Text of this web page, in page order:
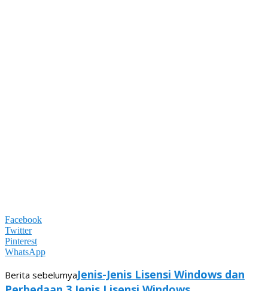
Facebook
Twitter
Pinterest
WhatsApp
Berita sebelumyaJenis-Jenis Lisensi Windows dan